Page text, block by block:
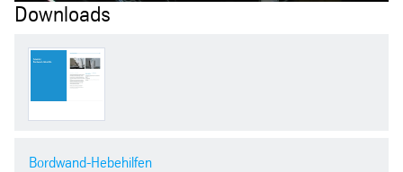
Downloads
Bordwand-Hebehilfen